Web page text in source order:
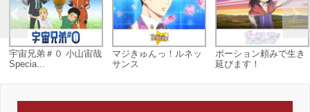
宇宙兄弟＃０ 小山宙哉
Specia...
マジきゅんっ！ルネッ
サンス
ポーション頼みで生き
延びます！